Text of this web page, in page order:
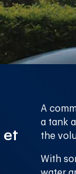
et
A
a tank
the
With